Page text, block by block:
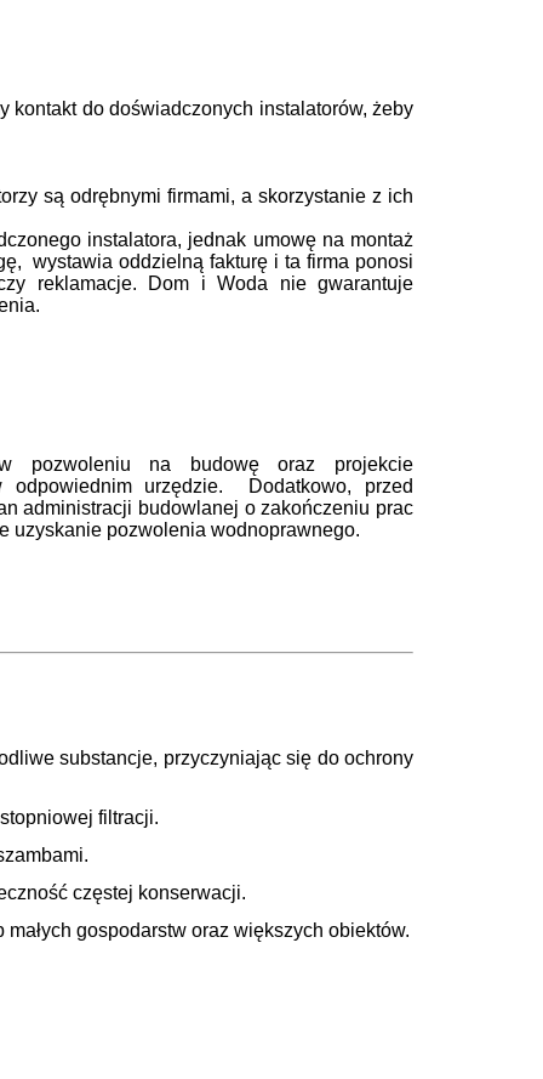
kontakt do doświadczonych instalatorów, żeby
są odrębnymi firmami, a skorzystanie z ich
instalatora, jednak umowę na montaż
wystawia oddzielną fakturę i ta firma ponosi
reklamacje. Dom i Woda nie gwarantuje
pozwoleniu na budowę oraz projekcie
odpowiednim urzędzie. Dodatkowo, przed
administracji budowlanej o zakończeniu prac
uzyskanie pozwolenia wodnoprawnego.
substancje, przyczyniając się do ochrony
filtracji.
częstej konserwacji.
gospodarstw oraz większych obiektów.